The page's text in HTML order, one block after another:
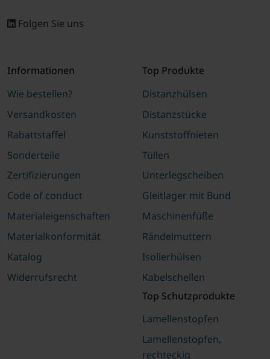
Folgen Sie uns
Informationen
Wie bestellen?
Versandkosten
Rabattstaffel
Sonderteile
Zertifizierungen
Code of conduct
Materialeigenschaften
Materialkonformität
Katalog
Widerrufsrecht
Top Produkte
Distanzhülsen
Distanzstücke
Kunststoffnieten
Tüllen
Unterlegscheiben
Gleitlager mit Bund
Maschinenfüße
Rändelmuttern
Isolierhülsen
Kabelschellen
Top Schutzprodukte
Lamellenstopfen
Lamellenstopfen,
rechteckig